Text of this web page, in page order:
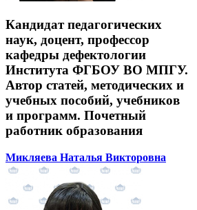
Кандидат педагогических
наук, доцент, профессор
кафедры дефектологии
Института ФГБОУ ВО МПГУ.
Автор статей, методических и
учебных пособий, учебников
и программ. Почетный
работник образования
Микляева Наталья Викторовна